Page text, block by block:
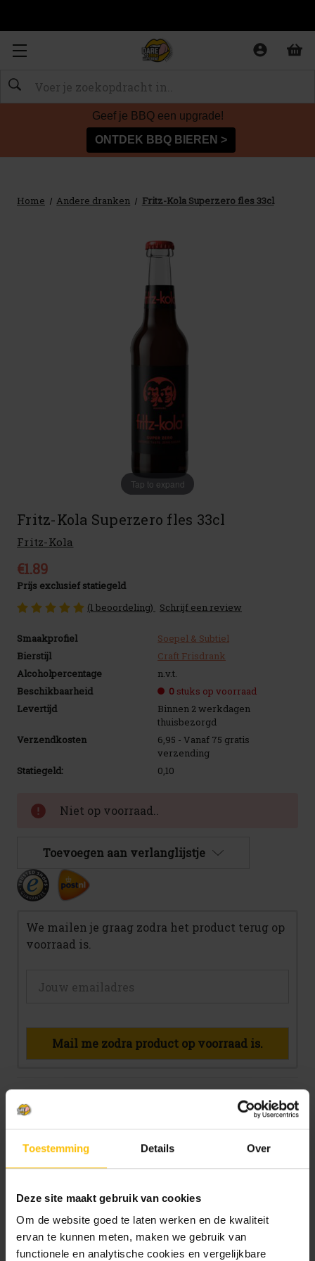
Toestemming Details Over
Deze site maakt gebruik van cookies
Om de website goed te laten werken en de kwaliteit
ervan te kunnen meten, maken we gebruik van
functionele en analytische cookies en vergelijkbare
Zoeken
Geef je BBQ een upgrade!
ONTDEK BBQ BIEREN >
Home Andere dranken Fritz-Kola Superzero fles 33cl
Tap to expand
Fritz-Kola Superzero fles 33cl
Fritz-Kola
€1.89
Prijs exclusief statiegeld
(1 beoordeling)
Schrijf een review
Smaakprofiel
Soepel & Subtiel
Bierstijl
Craft Frisdrank
Alcoholpercentage
n.v.t.
Beschikbaarheid
0 stuks op voorraad
Levertijd
Binnen 2 werkdagen
thuisbezorgd
Verzendkosten
6,95 - Vanaf 75 gratis
verzending
Statiegeld:
0,10
voorraad: Niet op voorraad..
Toevoegen aan verlanglijstje
We mailen je graag zodra het product terug op
voorraad is.
Mail me zodra product op voorraad is.
Fritz-kola superzero